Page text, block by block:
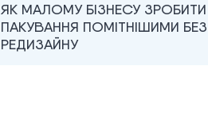
ЯК МАЛОМУ БІЗНЕСУ ЗРОБИТИ
ПАКУВАННЯ ПОМІТНІШИМИ
РЕДИЗАЙНУ